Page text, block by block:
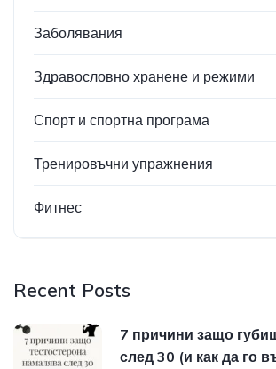
Заболявания
Здравословно хранене и режими
Спорт и спортна програма
Тренировъчни упражнения
Фитнес
Recent Posts
7 причини защо
след 30 (и как да го